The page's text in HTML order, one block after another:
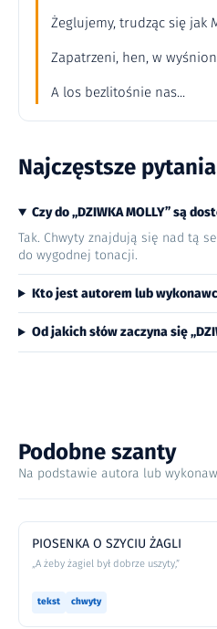
Żeglujemy, trudząc się jak
Zapatrzeni, hen, w
A los bezlitośnie nas...
Najczęstsze pytania
Czy do „DZIWKA MOLLY” są
Tak. Chwyty znajdują się nad tą
do wygodnej tonacji.
Kto jest autorem lub
Od jakich słów zaczyna się
Podobne szanty
Na podstawie autora lub
PIOSENKA O SZYCIU ŻAGLI
„A żeby żagiel był dobrze uszyty,”
tekst chwyty